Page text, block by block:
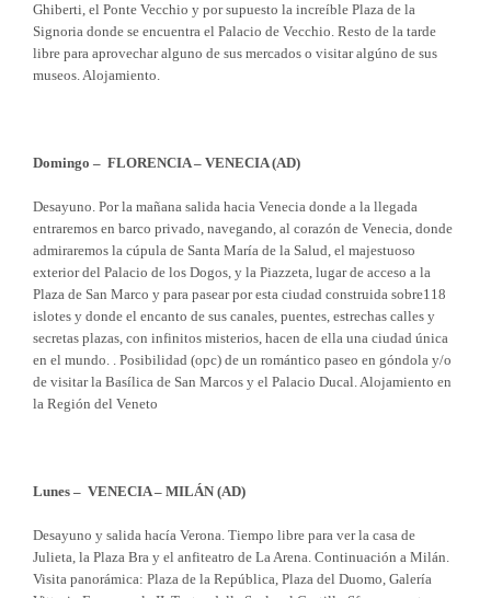
Ghiberti, el Ponte Vecchio y por supuesto la increíble Plaza de la
Signoria donde se encuentra el Palacio de Vecchio. Resto de la tarde
libre para aprovechar alguno de sus mercados o visitar algúno de sus
museos. Alojamiento.
Domingo – FLORENCIA – VENECIA (AD)
Desayuno. Por la mañana salida hacia Venecia donde a la llegada
entraremos en barco privado, navegando, al corazón de Venecia, donde
admiraremos la cúpula de Santa María de la Salud, el majestuoso
exterior del Palacio de los Dogos, y la Piazzeta, lugar de acceso a la
Plaza de San Marco y para pasear por esta ciudad construida sobre118
islotes y donde el encanto de sus canales, puentes, estrechas calles y
secretas plazas, con infinitos misterios, hacen de ella una ciudad única
en el mundo. . Posibilidad (opc) de un romántico paseo en góndola y/o
de visitar la Basílica de San Marcos y el Palacio Ducal. Alojamiento en
la Región del Veneto
Lunes – VENECIA – MILÁN (AD)
Desayuno y salida hacía Verona. Tiempo libre para ver la casa de
Julieta, la Plaza Bra y el anfiteatro de La Arena. Continuación a Milán.
Visita panorámica: Plaza de la República, Plaza del Duomo, Galería